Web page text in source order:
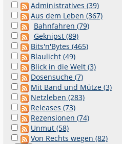
Administratives (39)
Aus dem Leben (367)
Bahnfahren (79)
Geknipst (89)
Bits'n'Bytes (465)
Blaulicht (49)
Blick in die Welt (3)
Dosensuche (7)
Mit Band und Mütze (3)
Netzleben (283)
Releases (73)
Rezensionen (74)
Unmut (58)
Von Rechts wegen (82)